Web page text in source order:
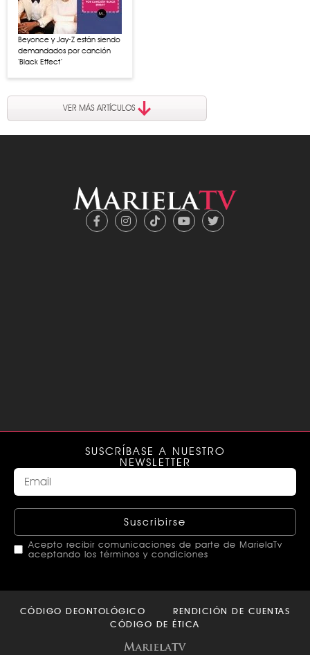
Beyonce y Jay-Z están siendo
demandados por canción
‘Black Effect’
VER MÁS ARTÍCULOS
SUSCRÍBASE A NUESTRO
NEWSLETTER
Suscribirse
Acepto recibir comunicaciones de parte de MarielaTv
aceptando los términos y condiciones
should
CÓDIGO DEONTOLÓGICO
RENDICIÓN DE CUENTAS
CÓDIGO DE ÉTICA